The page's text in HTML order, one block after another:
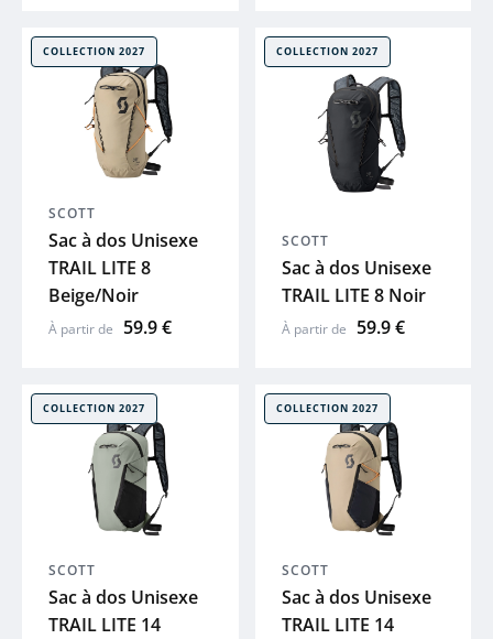
COLLECTION 2027
SCOTT
Sac à dos Unisexe
TRAIL LITE 8
Beige/Noir
À partir de 59.9 €
COLLECTION 2027
SCOTT
Sac à dos Unisexe
TRAIL LITE 8 Noir
À partir de 59.9 €
COLLECTION 2027
SCOTT
Sac à dos Unisexe
TRAIL LITE 14
COLLECTION 2027
SCOTT
Sac à dos Unisexe
TRAIL LITE 14